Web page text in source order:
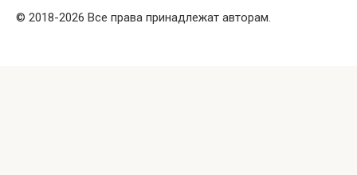
© 2018-2026 Все права принадлежат авторам.